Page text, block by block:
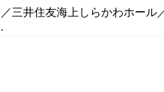
三井住友海上しらかわホー